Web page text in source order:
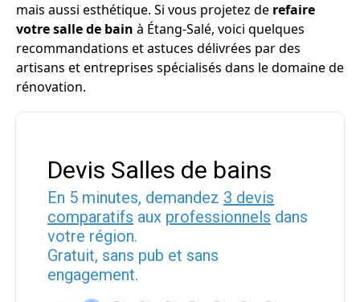
mais aussi esthétique. Si vous projetez de refaire
votre salle de bain à Étang-Salé, voici quelques
recommandations et astuces délivrées par des
artisans et entreprises spécialisés dans le domaine de
rénovation.
Devis Salles de bains
En 5 minutes, demandez 3 devis
comparatifs aux professionnels dans
votre région.
Gratuit, sans pub et sans
engagement.